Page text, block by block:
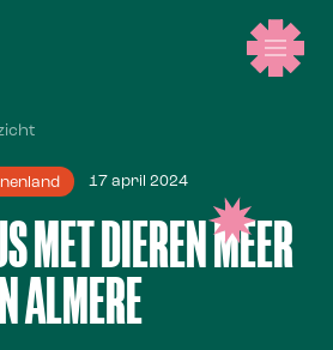
17 april 2024
MET DIEREN MEER
ALMERE